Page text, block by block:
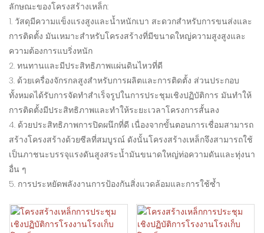
ลักษณะของโครงสร้างเหล็ก:
1. วัสดุมีความแข็งแรงสูงและน้ำหนักเบา สะดวกสำหรับการขนส่งและ
การติดตั้ง มันเหมาะสำหรับโครงสร้างที่มีขนาดใหญ่ความสูงสูงและ
ความต้องการแบริ่งหนัก
2. ทนทานและมีประสิทธิภาพแผ่นดินไหวที่ดี
3. ด้วยเครื่องจักรกลสูงสำหรับการผลิตและการติดตั้ง ส่วนประกอบ
ทั้งหมดได้รับการจัดทำสำเร็จรูปในการประชุมเชิงปฏิบัติการ มันทำให้
การติดตั้งมีประสิทธิภาพและทำให้ระยะเวลาโครงการสั้นลง
4. ด้วยประสิทธิภาพการปิดผนึกที่ดี เนื่องจากขั้นตอนการเชื่อมสามารถ
สร้างโครงสร้างด้วยซีลที่สมบูรณ์ ดังนั้นโครงสร้างเหล็กจึงสามารถใช้
เป็นภาชนะบรรจุแรงดันสูงสระน้ำมันขนาดใหญ่ท่อความดันและทุ่งนา
อื่น ๆ
5. การประหยัดพลังงานการป้องกันสิ่งแวดล้อมและการใช้ซ้ำ